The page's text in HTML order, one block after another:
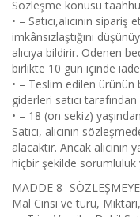
Sözleşme konusu
• – Satıcı,alıcının
imkânsızlaştığını
alıcıya bildirir. Ödenen
birlikte 10 gün içinde
• – Teslim edilen
giderleri satıcı tarafından
• – 18 (on sekiz)
Satıcı, alıcının
alacaktır. Ancak alıcının
hiçbir şekilde
MADDE 8-
Mal Cinsi ve türü,